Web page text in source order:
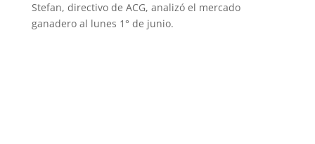
Stefan, directivo de ACG, analizó el mercado
ganadero al lunes 1° de junio.